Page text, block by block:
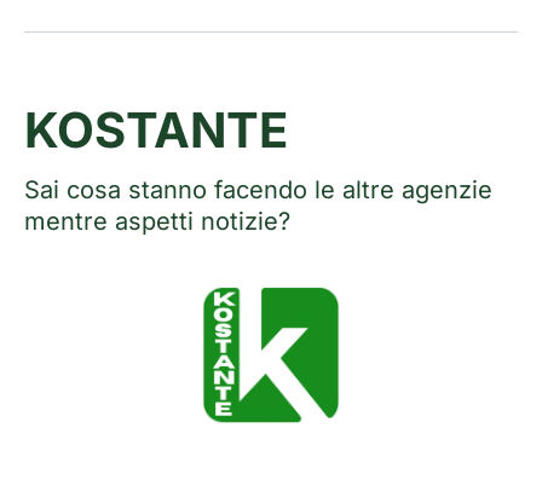
KOSTANTE
Sai cosa stanno facendo le altre agenzie
mentre aspetti notizie?